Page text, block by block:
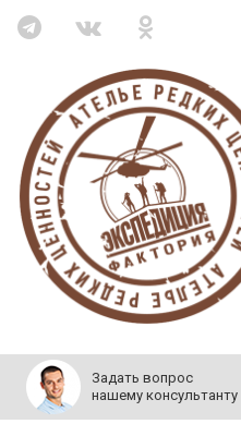
Задать вопрос
нашему консультанту